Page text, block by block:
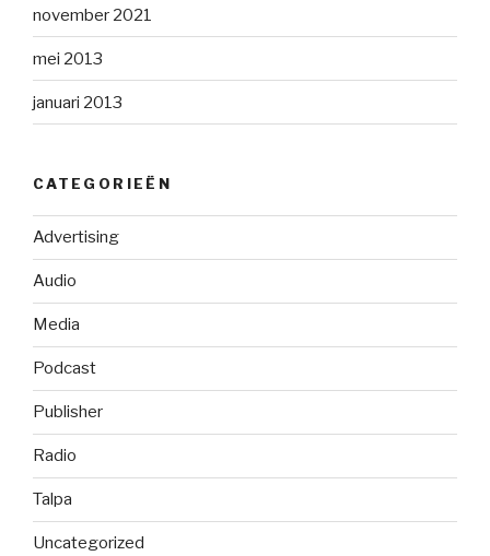
november 2021
mei 2013
januari 2013
CATEGORIEËN
Advertising
Audio
Media
Podcast
Publisher
Radio
Talpa
Uncategorized